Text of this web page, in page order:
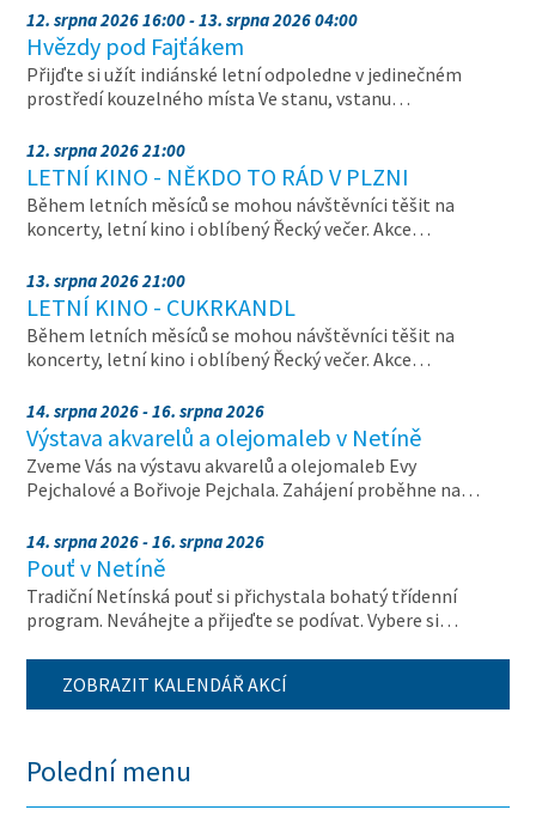
12. srpna 2026 16:00 - 13. srpna 2026 04:00
Hvězdy pod Fajťákem
Přijďte si užít indiánské letní odpoledne v jedinečném
prostředí kouzelného místa Ve stanu, vstanu…
12. srpna 2026 21:00
LETNÍ KINO - NĚKDO TO RÁD V PLZNI
Během letních měsíců se mohou návštěvníci těšit na
koncerty, letní kino i oblíbený Řecký večer. Akce…
13. srpna 2026 21:00
LETNÍ KINO - CUKRKANDL
Během letních měsíců se mohou návštěvníci těšit na
koncerty, letní kino i oblíbený Řecký večer. Akce…
14. srpna 2026 - 16. srpna 2026
Výstava akvarelů a olejomaleb v Netíně
Zveme Vás na výstavu akvarelů a olejomaleb Evy
Pejchalové a Bořivoje Pejchala. Zahájení proběhne na…
14. srpna 2026 - 16. srpna 2026
Pouť v Netíně
Tradiční Netínská pouť si přichystala bohatý třídenní
program. Neváhejte a přijeďte se podívat. Vybere si…
ZOBRAZIT KALENDÁŘ AKCÍ
Polední menu